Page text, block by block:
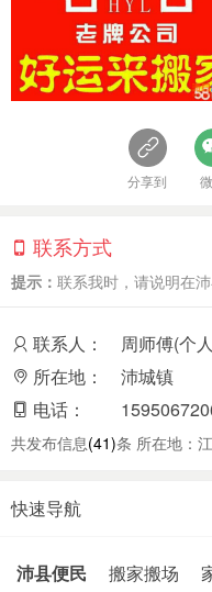
分享到
联系方式
提示： 联系我时，请说明在
联系人：
周师傅(个
所在地：
沛城镇
电话：
共发布信息(41)条 所在地：
快速导航
沛县便民 搬家搬场